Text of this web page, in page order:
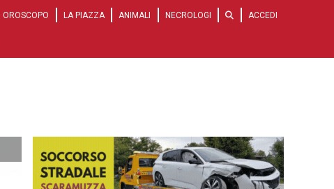
OROSCOPO LA PIAZZA ANIMALI NECROLOGI ACCEDI